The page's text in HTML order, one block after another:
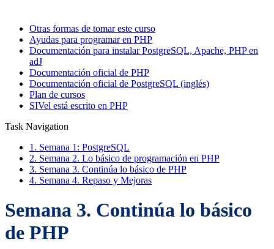
Otras formas de tomar este curso
Ayudas para programar en PHP
Documentación para instalar PostgreSQL, Apache, PHP en
adJ
Documentación oficial de PHP
Documentación oficial de PostgreSQL (inglés)
Plan de cursos
SIVel está escrito en PHP
Task Navigation
1. Semana 1: PostgreSQL
2. Semana 2. Lo básico de programación en PHP
3. Semana 3. Continúa lo básico de PHP
4. Semana 4. Repaso y Mejoras
Semana 3. Continúa lo básico
de PHP